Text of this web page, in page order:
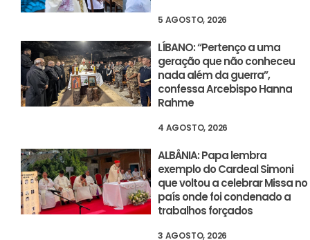
5 AGOSTO, 2026
LÍBANO: “Pertenço a uma
geração que não conheceu
nada além da guerra”,
confessa Arcebispo Hanna
Rahme
4 AGOSTO, 2026
ALBÂNIA: Papa lembra
exemplo do Cardeal Simoni
que voltou a celebrar Missa no
país onde foi condenado a
trabalhos forçados
3 AGOSTO, 2026